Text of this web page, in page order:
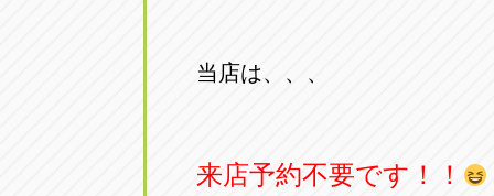
052-400-
愛知県岩倉市大地町長田35-1
愛知県清須市春日砂賀東114
当店は、、、
来店予約不要です！！